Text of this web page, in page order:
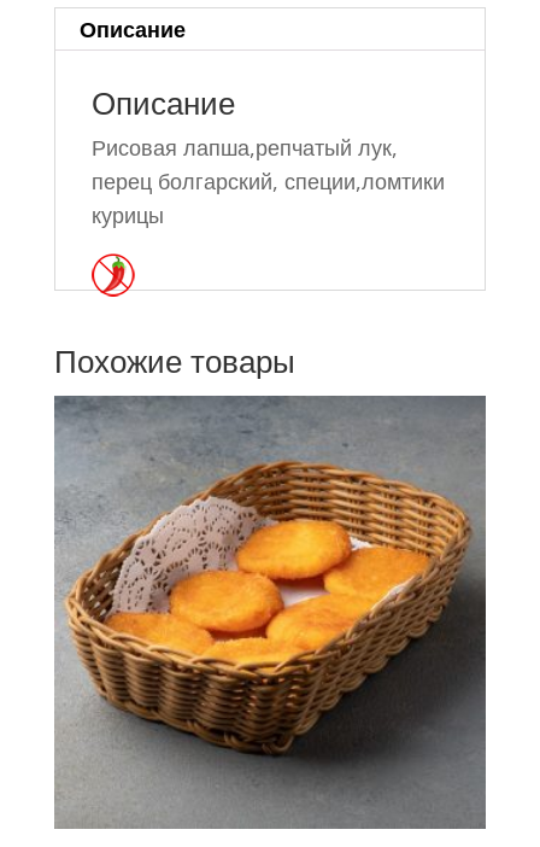
丝
Описание
Описание
Рисовая лапша,репчатый лук,
перец болгарский, специи,ломтики
курицы
Похожие товары